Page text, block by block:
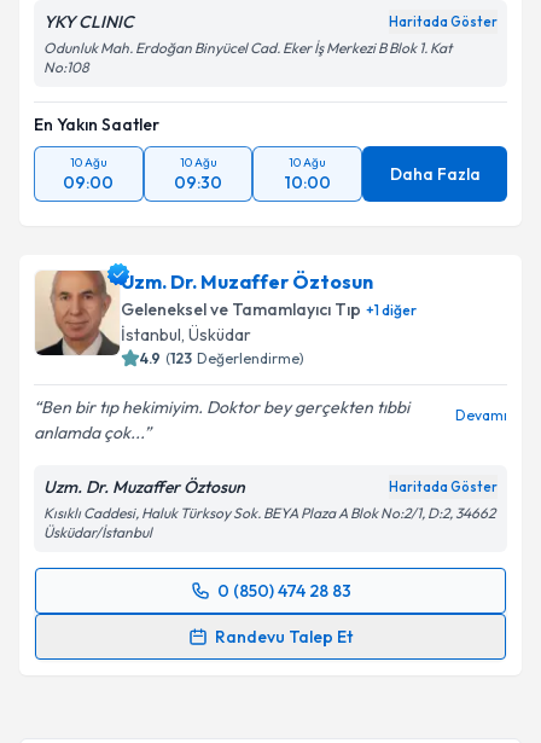
YKY CLINIC Haritada Göster
Odunluk Mah. Erdoğan Binyücel Cad. Eker İş Merkezi B Blok 1. Kat
No:108
En Yakın Saatler
10 Ağu
09:00
10 Ağu
09:30
10 Ağu
10:00 Daha Fazla
Uzm. Dr. Muzaffer Öztosun
Geleneksel ve Tamamlayıcı Tıp +1diğer
İstanbul, Üsküdar
4.9 (123 Değerlendirme)
Ben bir tıp hekimiyim. Doktor bey gerçekten tıbbi
anlamda çok...
Devamı
Uzm. Dr. Muzaffer Öztosun Haritada Göster
Kısıklı Caddesi, Haluk Türksoy Sok. BEYA Plaza A Blok No:2/1, D:2, 34662
Üsküdar/İstanbul
0 (850) 474 28 83
Randevu Talep Et
Randevu Takvimi Talebi